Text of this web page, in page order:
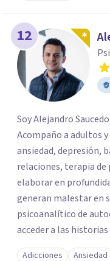
12
Soy Alejandro
Acompaño a adultos
ansiedad, depresión,
relaciones, terapia de
elaborar en
generan malestar en su presente.
psicoanalítico de
acceder a las
experiencias del
Adicciones Ansiedad